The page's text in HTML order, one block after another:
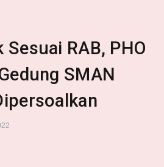
Sesuai RAB, PHO
SMAN